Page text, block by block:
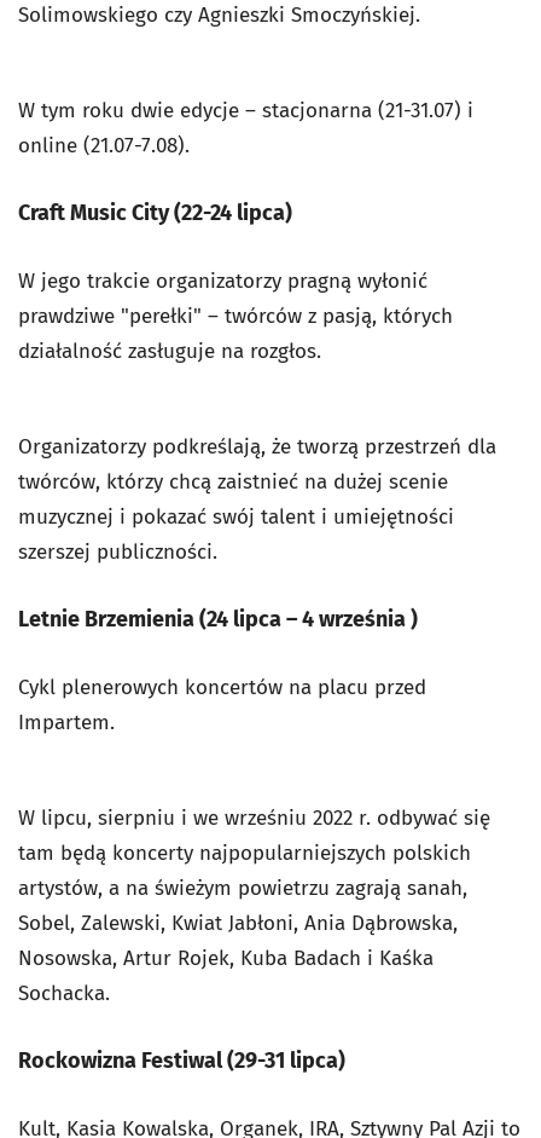
Solimowskiego czy Agnieszki Smoczyńskiej.
W tym roku dwie edycje – stacjonarna (21-31.07) i
online (21.07-7.08).
Craft Music City (22-24 lipca)
W jego trakcie organizatorzy pragną wyłonić
prawdziwe "perełki" – twórców z pasją, których
działalność zasługuje na rozgłos.
Organizatorzy podkreślają, że tworzą przestrzeń dla
twórców, którzy chcą zaistnieć na dużej scenie
muzycznej i pokazać swój talent i umiejętności
szerszej publiczności.
Letnie Brzemienia (24 lipca–4 września )
Cykl plenerowych koncertów na placu przed
Impartem.
W lipcu, sierpniu i we wrześniu 2022 r. odbywać się
tam będą koncerty najpopularniejszych polskich
artystów, a na świeżym powietrzu zagrają sanah,
Sobel, Zalewski, Kwiat Jabłoni, Ania Dąbrowska,
Nosowska, Artur Rojek, Kuba Badach i Kaśka
Sochacka.
Rockowizna Festiwal (29-31 lipca)
Kult, Kasia Kowalska, Organek, IRA, Sztywny Pal Azji to